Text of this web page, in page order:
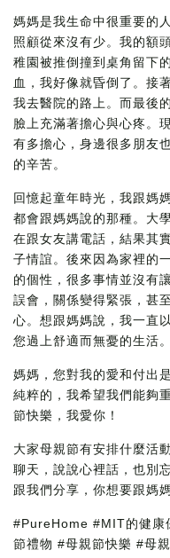
媽媽是我生命中很重要的
照顧從來沒有少。我的額
稚園被推倒撞到桌角留下
血，我好像就昏倒了。接
我去醫院的路上。而最後
臉上充滿著擔心與心疼。
有多擔心，身邊很多朋友
的辛苦。
回憶起童年時光，我跟媽
都會跟媽媽說的那種。大
在跟女友講電話，結果其
子情誼。後來因為家裡的
的個性，很多事情並沒有
誤會，關係變得緊張，甚
心。想跟媽媽說，我一直
您過上舒適而無憂的生活。
媽媽，您對我的愛和付出
純粹的，我希望我們能夠
節快樂，我愛你！
大家母親節有安排什麼活
聊天，說說心裡話，也別
跟我們分享，你想要跟媽
#PureHome #MIT的健康
節禮物 #母親節快樂 #母